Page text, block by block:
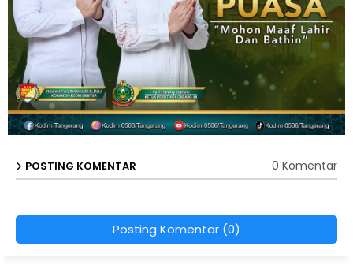
POSTING KOMENTAR 0 Komentar
Posting Komentar (0)